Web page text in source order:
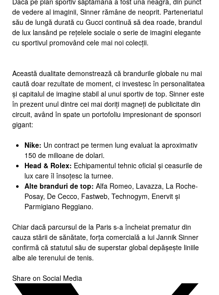
de vedere al imaginii, Sinner rămâne de neoprit. Parteneriatul
său de lungă durată cu Gucci continuă să dea roade, brandul
de lux lansând pe rețelele sociale o serie de imagini elegante
cu sportivul promovând cele mai noi colecții.
Această dualitate demonstrează că brandurile globale nu mai
caută doar rezultate de moment, ci investesc în personalitatea
și capitalul de imagine stabil al unui sportiv de top. Sinner este
în prezent unul dintre cei mai doriți magneți de publicitate din
circuit, având în spate un portofoliu impresionant de sponsori
gigant:
Nike: Un contract pe termen lung evaluat la aproximativ
150 de milioane de dolari.
Head & Rolex: Echipamentul tehnic oficial și ceasurile de
lux care îl însoțesc la turnee.
Alte branduri de top: Alfa Romeo, Lavazza, La Roche-
Posay, De Cecco, Fastweb, Technogym, Enervit și
Parmigiano Reggiano.
Chiar dacă parcursul de la Paris s-a încheiat prematur din
cauza stării de sănătate, forța comercială a lui Jannik Sinner
confirmă că statutul său de superstar global depășește liniile
albe ale terenului de tenis.
Share on Social Media